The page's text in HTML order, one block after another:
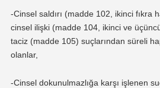
-Cinsel saldırı (madde 102, ikinci fıkra
cinsel ilişki (madde 104, ikinci ve
taciz (madde 105) suçlarından süreli
olanlar,
-Cinsel dokunulmazlığa karşı işlenen